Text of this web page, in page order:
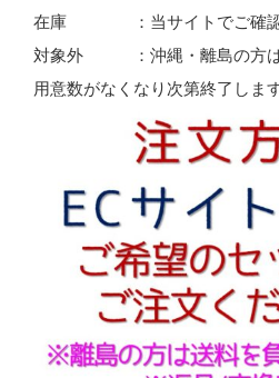
在庫 ：当サイトでご確認
対象外 ：沖縄・離島の方は
用意数がなくなり次第終了しま